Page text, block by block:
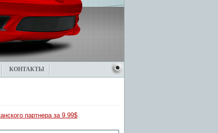
КОНТАКТЫ
партнера за 9.99$.